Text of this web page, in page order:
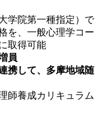
学院第一種指定）で
を、一般心理学コー
取得可能
員
携して、多摩地域随
師養成カリキュラム